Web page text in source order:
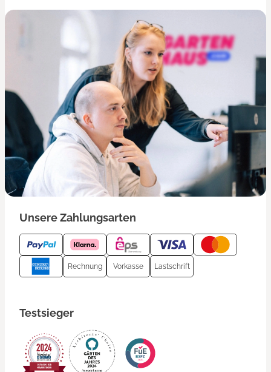
Unsere Zahlungsarten
Rechnung Vorkasse Lastschrift
Testsieger